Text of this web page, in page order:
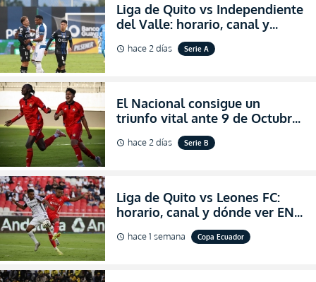
Liga de Quito vs Independiente
del Valle: horario, canal y
dónde ver EN VIVO el
partidazo por la fecha 24 de la
schedule hace 2 días Serie A
El Nacional consigue un
triunfo vital ante 9 de Octubre
para encender la fe en la
salvación
schedule hace 2 días Serie B
Liga de Quito vs Leones FC:
horario, canal y dónde ver EN
VIVO los octavos de final de la
Copa Ecuador 2026
schedule hace 1 semana Copa Ecuador